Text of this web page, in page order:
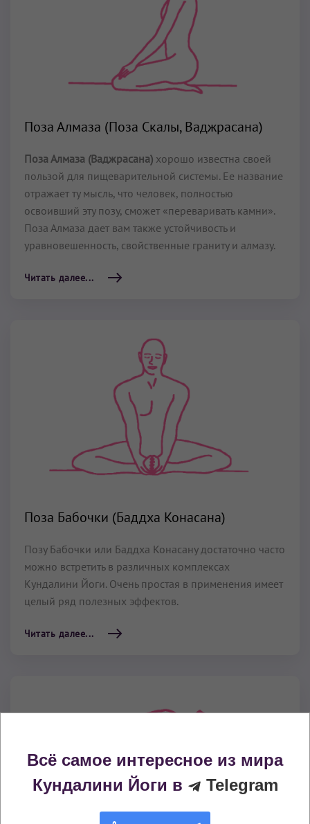
Поза Алмаза (Поза Скалы, Ваджрасана)
Поза Алмаза (Ваджрасана) хорошо известна своей
пользой для пищеварительной системы. Ее название
отражает ту мысль, что человек, полностью
освоивший эту позу, сможет «переваривать камни».
Поза Алмаза дает вам также устойчивость и
уравновешенность, свойственные граниту и алмазу.
Читать далее...
Поза Бабочки (Баддха Конасана)
Позу Бабочки или Баддха Конасану достаточно часто
можно встретить в различных комплексах
Кундалини Йоги. Очень простая в применения имеет
целый ряд полезных эффектов.
Читать далее...
Всё самое интересное из мира
Кундалини Йоги в
Telegram